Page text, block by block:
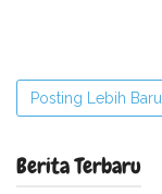
Posting Lebih Baru
Berita Terbaru